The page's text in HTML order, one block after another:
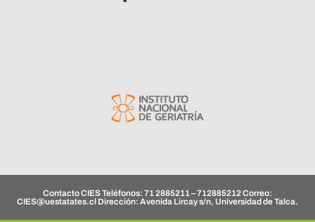
Contacto CIES Teléfonos: 71 2885211 – 712885212 Correo:
CIES@uestatates.cl Dirección: Avenida Lircay s/n, Universidad de Talca.